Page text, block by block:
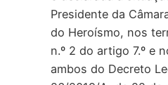
Presidente da
do Heroísmo, nos
n.º 2 do artigo 7.º e
ambos do Decreto